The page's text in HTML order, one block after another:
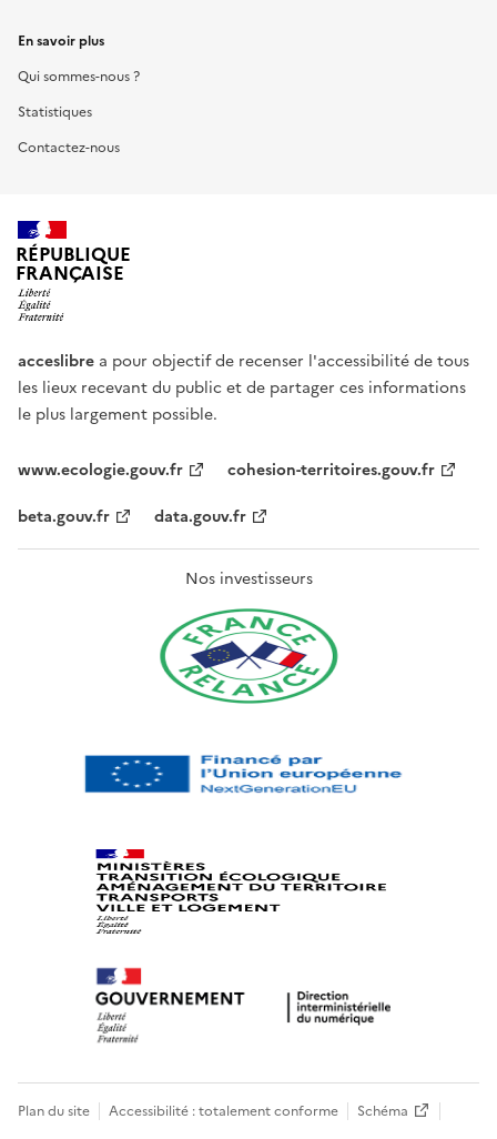
En savoir plus
Qui sommes-nous ?
Statistiques
Contactez-nous
RÉPUBLIQUE
FRANÇAISE
acceslibre a pour objectif de recenser l'accessibilité de tous
les lieux recevant du public et de partager ces informations
le plus largement possible.
www.ecologie.gouv.fr
cohesion-territoires.gouv.fr
beta.gouv.fr
data.gouv.fr
Nos investisseurs
Plan du site Accessibilité : totalement conforme Schéma